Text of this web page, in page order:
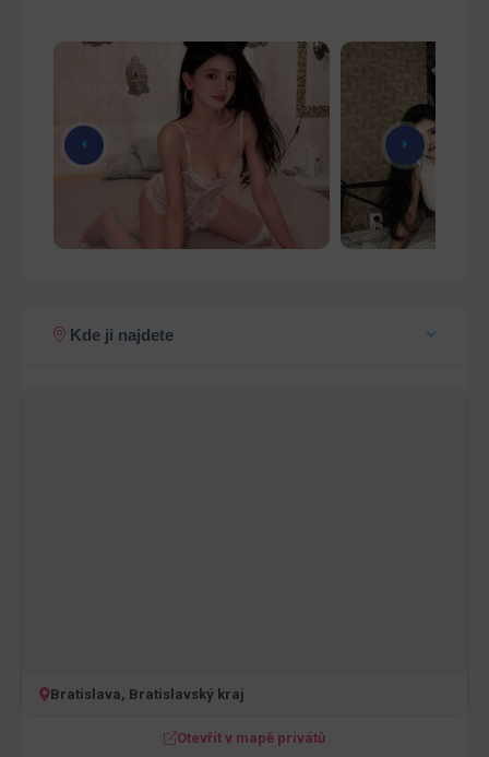
Kde ji najdete
Bratislava, Bratislavský kraj
Otevřít v mapě privátů